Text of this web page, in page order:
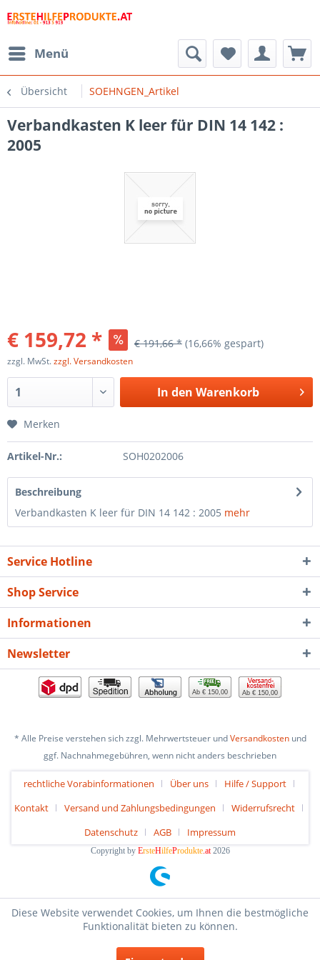
Menü
Übersicht SOEHNGEN_Artikel
Verbandkasten K leer für DIN 14 142 :
2005
€ 159,72 * € 191,66 * (16,66% gespart)
zzgl. MwSt.zzgl. Versandkosten
In den Warenkorb
Merken
Artikel-Nr.: SOH0202006
Beschreibung
Verbandkasten K leer für DIN 14 142 : 2005 mehr
Service Hotline
Shop Service
Informationen
Newsletter
Ab € 150,00 Ab € 150,00
* Alle Preise verstehen sich zzgl. Mehrwertsteuer undVersandkostenund
ggf. Nachnahmegebühren, wenn nicht anders beschrieben
rechtliche Vorabinformationen Über uns
Hilfe / Support
Kontakt
Versand und Zahlungsbedingungen
Widerrufsrecht
Datenschutz
AGB Impressum
Copyright by ErsteHilfeProdukte.at2026
Diese Website verwendet Cookies, um Ihnen die bestmögliche
Funktionalität bieten zu können.